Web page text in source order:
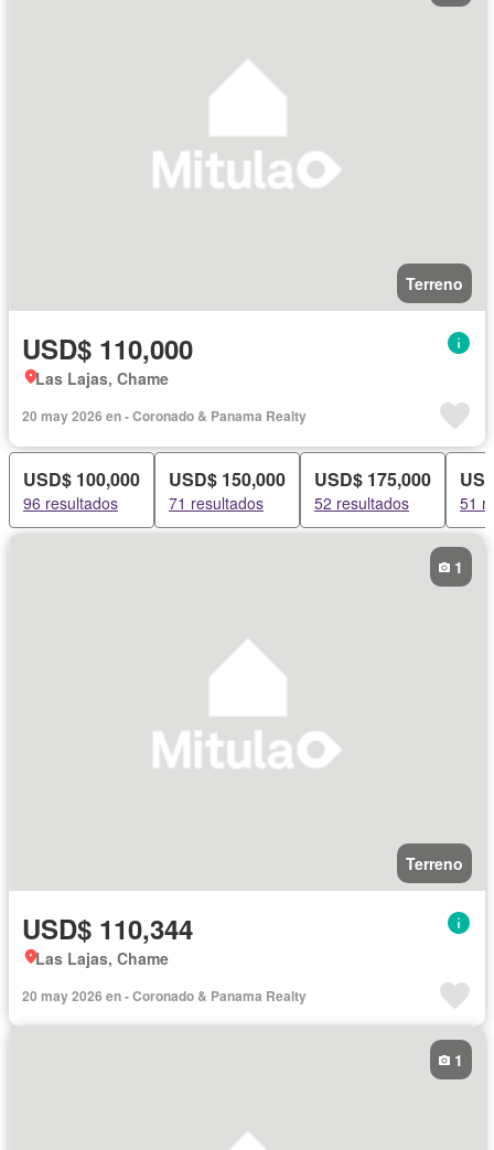
Terreno
USD$ 110,000
Las Lajas, Chame
20 may 2026 en - Coronado & Panama Realty
USD$ 100,000
96 resultados
USD$ 150,000
71 resultados
USD$ 175,000
52 resultados 51
Terreno
1
USD$ 110,344
Las Lajas, Chame
20 may 2026 en - Coronado & Panama Realty
1